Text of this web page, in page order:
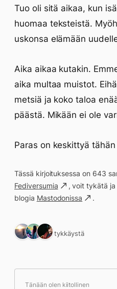
Tuo oli sitä aikaa, kun
huomaa teksteistä.
uskonsa elämään
Aika aikaa kutakin.
aika multaa muistot.
metsiä ja koko taloa
päästä. Mikään ei ole
Paras on keskittyä
Tässä kirjoituksessa on 643
Fediversumia
, voit tykätä ja
blogia Mastodonissa .
3 tykkäystä
Tänään olen kiitollinen